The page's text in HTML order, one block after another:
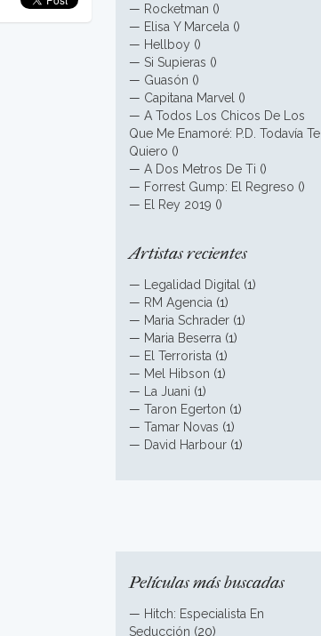
— Rocketman ()
— Elisa Y Marcela ()
— Hellboy ()
— Si Supieras ()
— Guasón ()
— Capitana Marvel ()
— A Todos Los Chicos De Los
Que Me Enamoré: P.D. Todavía Te
Quiero ()
— A Dos Metros De Ti ()
— Forrest Gump: El Regreso ()
— El Rey 2019 ()
Artistas recientes
— Legalidad Digital
(1)
— RM Agencia (1)
— Maria Schrader (1)
— Maria Beserra (1)
— El Terrorista (1)
— Mel Hibson (1)
—
La Juani (1)
— Taron Egerton (1)
— Tamar Novas (1)
— David Harbour (1)
Películas más buscadas
— Hitch: Especialista En
Seducción (20)